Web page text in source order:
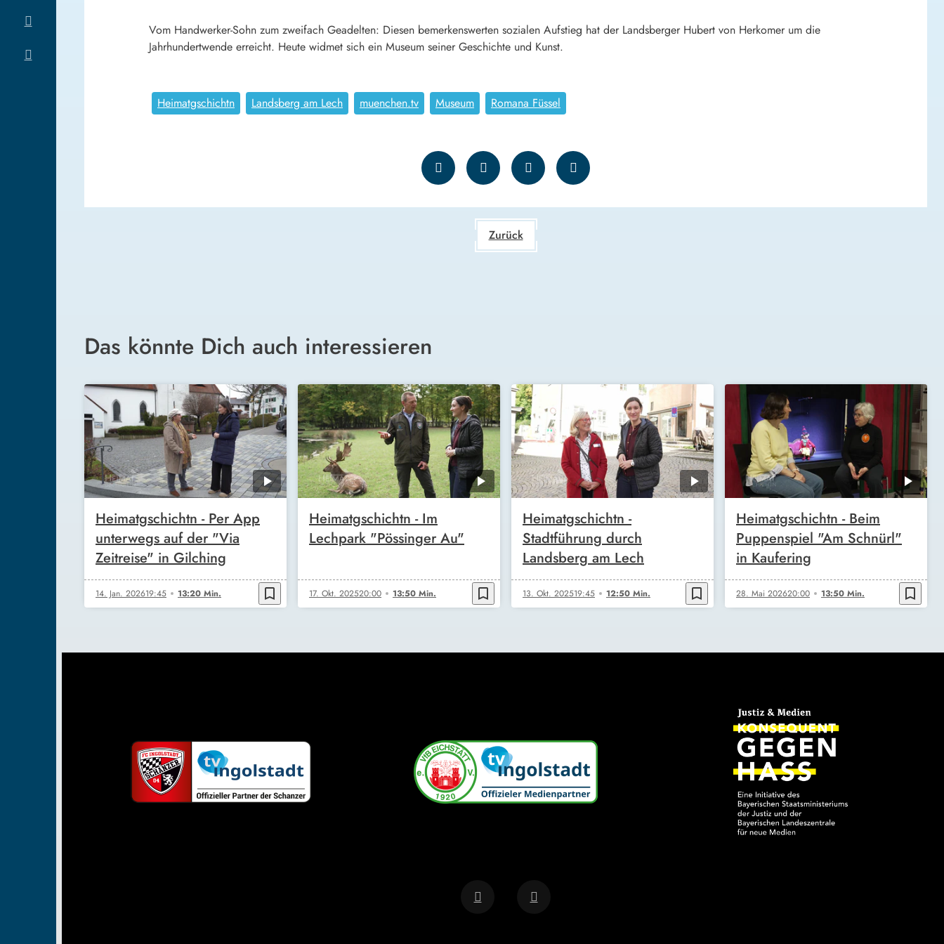
Vom Handwerker-Sohn zum zweifach Geadelten: Diesen bemerkenswerten sozialen Aufstieg hat der Landsberger Hubert von Herkomer um die
Jahrhundertwende erreicht. Heute widmet sich ein Museum seiner Geschichte und Kunst.
Heimatgschichtn Landsberg am Lech muenchen.tv Museum Romana Füssel
Zurück
Das könnte Dich auch interessieren
Heimatgschichtn - Per App
unterwegs auf der "Via
Zeitreise" in Gilching
14. Jan. 202619:45 13:20 Min. bookmark_border
Heimatgschichtn - Im
Lechpark "Pössinger Au"
17. Okt. 202520:00 13:50 Min. bookmark_border
Heimatgschichtn -
Stadtführung durch
Landsberg am Lech
13. Okt. 202519:45 12:50 Min. bookmark_border
Heimatgschichtn - Beim
Puppenspiel "Am Schnürl"
in Kaufering
28. Mai 202620:00 13:50 Min. bookmark_border